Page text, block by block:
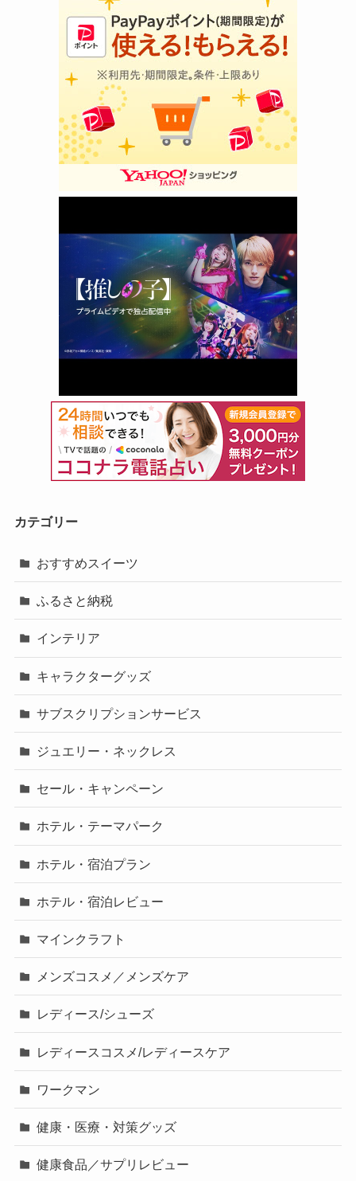
カテゴリー
おすすめスイーツ
ふるさと納税
インテリア
キャラクターグッズ
サブスクリプションサービス
ジュエリー・ネックレス
セール・キャンペーン
ホテル・テーマパーク
ホテル・宿泊プラン
ホテル・宿泊レビュー
マインクラフト
メンズコスメ／メンズケア
レディース/シューズ
レディースコスメ/レディースケア
ワークマン
健康・医療・対策グッズ
健康食品／サプリレビュー